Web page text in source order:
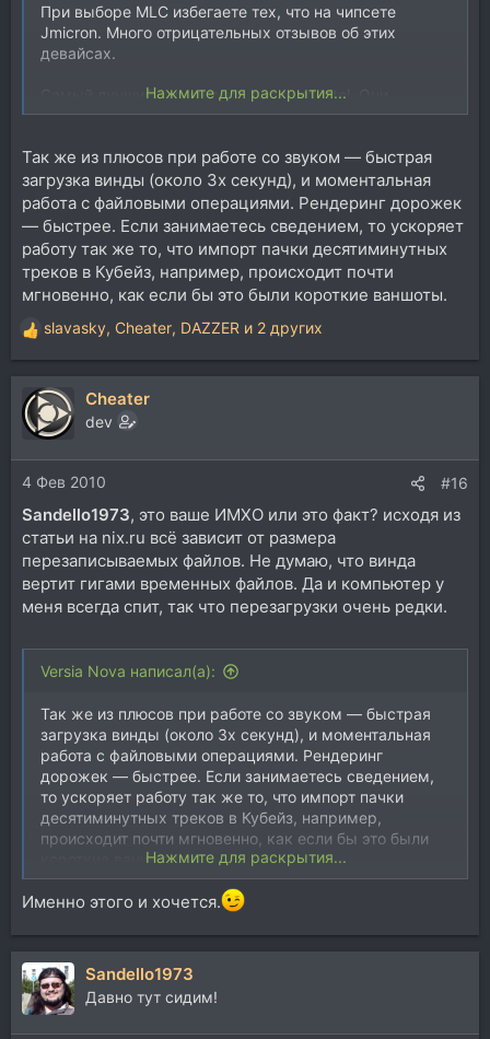
При выборе MLC избегаете тех, что на чипсете
Jmicron. Много отрицательных отзывов об этих
девайсах.
Самый лучший вариант это диски от Intel. Они
дорогие, но офигительные. Samsung SLC дешевле, но
других производителей, но бывает трудно узнать
какие в них используются чипсеты, и можно
нарваться на ранние проблемные чипсеты Jmicron.
Поэтому не-Intel и Noname диски лучше не брать.
Есть несколько компаний, которые делают OEM
версии интеловских дисков, они дешевле чем
брендовые, если повезёт такие достать — это самый
лучший вариант.
У меня как раз 3 таких. Один для домашней
медиатеки, ему уже год. Значительно лучше
обычных дисков тем, что очень быстрый и абсолютно
бесшумный.
X25. И один для сервера. Думаю, что никогда уже не
вернусь к HDD. Короче, очень рекомендую.
Нажмите для раскрытия...
Так же из плюсов при работе со звуком — быстрая
загрузка винды (около 3х секунд), и моментальная
работа с файловыми операциями. Рендеринг дорожек
— быстрее. Если занимаетесь сведением, то ускоряет
работу так же то, что импорт пачки десятиминутных
треков в Кубейз, например, происходит почти
мгновенно, как если бы это были короткие ваншоты.
Р
е
а
к
ц
и
:
slavasky, Cheater, DAZZER и 2 других
Cheater
dev
4 Фев 2010 #16
Sandello1973, это ваше ИМХО или это факт? исходя из
статьи на nix.ru всё зависит от размера
перезаписываемых файлов. Не думаю, что винда
вертит гигами временных файлов. Да и компьютер у
меня всегда спит, так что перезагрузки очень редки.
Versia Nova написал(а):
Так же из плюсов при работе со звуком — быстрая
загрузка винды (около 3х секунд), и моментальная
работа с файловыми операциями. Рендеринг
дорожек — быстрее. Если занимаетесь сведением,
то ускоряет работу так же то, что импорт пачки
десятиминутных треков в Кубейз, например,
происходит почти мгновенно, как если бы это были
короткие ваншоты.Нажмите для раскрытия...
Именно этого и хочется.
Sandello1973
Давно тут сидим!